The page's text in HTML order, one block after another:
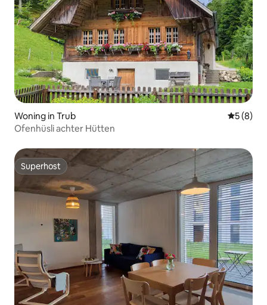
Woning in Trub
5 (8)
Ofenhüsli achter Hütten
Superhost
Superhost